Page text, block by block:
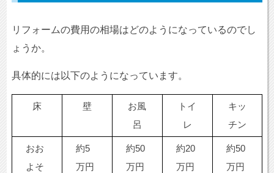
リフォームの費用の相場はどのようになっているのでし
ょうか。
具体的には以下のようになっています。
床 壁
お風
呂
トイ
レ
キッ
チン
おお
よそ
約5
万円
約50
万円
約20
万円
約50
万円